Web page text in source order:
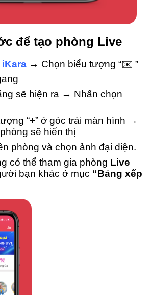
để tạo phòng Live
iKara → Chọn biểu tượng “✉️ ”
sẽ hiện ra → Nhấn chọn
“+” ở góc trái màn hình →
sẽ hiển thị
phòng và chọn ảnh đại diện.
có thể tham gia phòng Live
bạn khác ở mục “Bảng xếp